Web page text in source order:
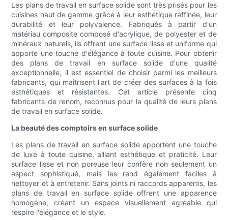
Les plans de travail en surface solide sont très prisés pour les
cuisines haut de gamme grâce à leur esthétique raffinée, leur
durabilité et leur polyvalence. Fabriqués à partir d'un
matériau composite composé d'acrylique, de polyester et de
minéraux naturels, ils offrent une surface lisse et uniforme qui
apporte une touche d'élégance à toute cuisine. Pour obtenir
des plans de travail en surface solide d'une qualité
exceptionnelle, il est essentiel de choisir parmi les meilleurs
fabricants, qui maîtrisent l'art de créer des surfaces à la fois
esthétiques et résistantes. Cet article présente cinq
fabricants de renom, reconnus pour la qualité de leurs plans
de travail en surface solide.
La beauté des comptoirs en surface solide
Les plans de travail en surface solide apportent une touche
de luxe à toute cuisine, alliant esthétique et praticité. Leur
surface lisse et non poreuse leur confère non seulement un
aspect sophistiqué, mais les rend également faciles à
nettoyer et à entretenir. Sans joints ni raccords apparents, les
plans de travail en surface solide offrent une apparence
homogène, créant un espace visuellement agréable qui
respire l'élégance et le style.